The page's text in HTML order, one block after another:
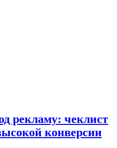
рекламу: чеклист
конверсии